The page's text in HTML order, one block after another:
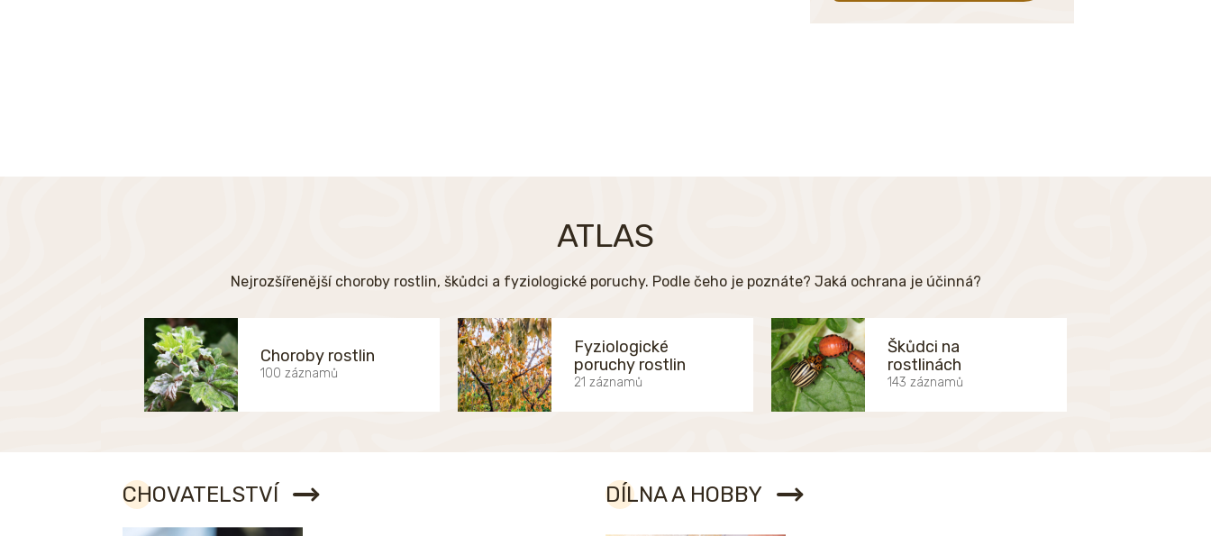
ATLAS
Nejrozšířenější choroby rostlin, škůdci a fyziologické poruchy. Podle čeho je poznáte? Jaká ochrana je účinná?
Choroby rostlin
100 záznamů
Fyziologické
poruchy rostlin
21 záznamů
Škůdci na
rostlinách
143 záznamů
CHOVATELSTVÍ DÍLNA A HOBBY